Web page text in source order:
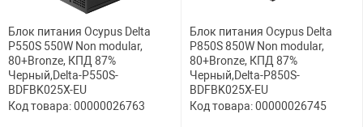
Блок питания Ocypus Delta
P550S 550W Non modular,
80+Bronze, КПД 87%
Черный,Delta-P550S-
BDFBK025X-EU
Код товара: 00000026763
Блок питания Ocypus Delta
P850S 850W Non modular,
80+Bronze, КПД 87%
Черный,Delta-P850S-
BDFBK025X-EU
Код товара: 00000026745